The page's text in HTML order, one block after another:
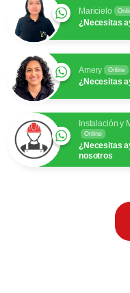
Maricielo
¿Necesitas
Amery Online
¿Necesitas
Instalación y
Online
¿Necesitas
nosotros